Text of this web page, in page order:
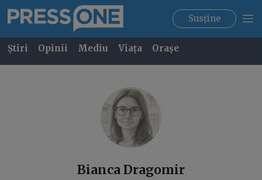
Susține
Știri Opinii Mediu Viața Orașe
BiancaDragomir